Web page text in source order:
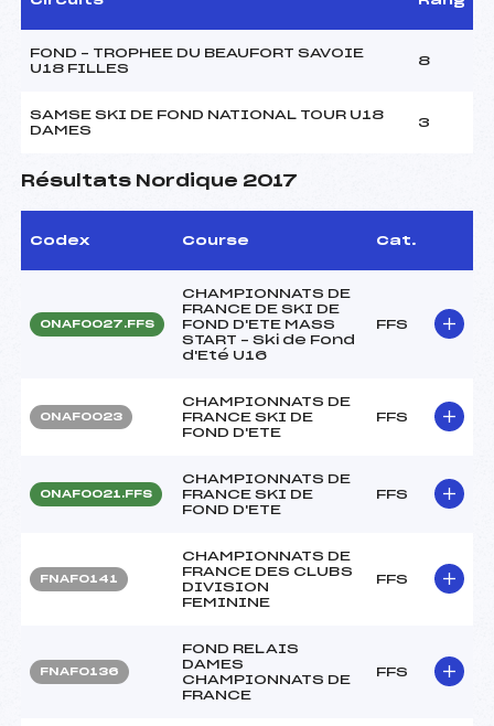
FOND – TROPHEE DU BEAUFORT SAVOIE
U18 FILLES
8
SAMSE SKI DE FOND NATIONAL TOUR U18
DAMES
3
Résultats Nordique 2017
Codex Course Cat.
ONAF0027.FFS
CHAMPIONNATS DE
FRANCE DE SKI DE
FOND D'ETE MASS
START – Ski de Fond
d'Eté U16
FFS
ONAF0023
CHAMPIONNATS DE
FRANCE SKI DE
FOND D'ETE
FFS
ONAF0021.FFS
CHAMPIONNATS DE
FRANCE SKI DE
FOND D'ETE
FFS
FNAF0141
CHAMPIONNATS DE
FRANCE DES CLUBS
DIVISION
FEMININE
FFS
FNAF0136
FOND RELAIS
DAMES
CHAMPIONNATS DE
FRANCE
FFS